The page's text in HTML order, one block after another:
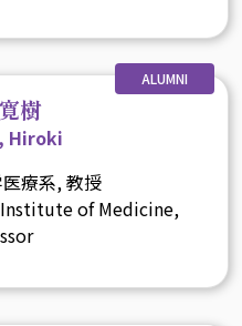
ALUMNI
樹
Hiroki
療系, 教授
of Medicine,